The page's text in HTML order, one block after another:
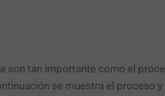
son tan importante como el
se muestra el proceso